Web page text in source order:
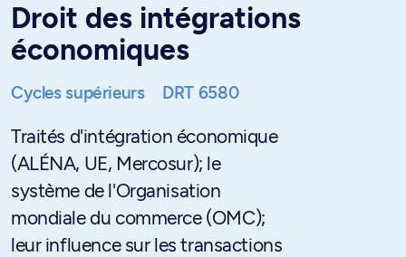
Droit des intégrations
économiques
Cycles supérieurs DRT 6580
Traités d'intégration économique
(ALÉNA, UE, Mercosur); le
système de l'Organisation
mondiale du commerce (OMC);
leur influence sur les transactions